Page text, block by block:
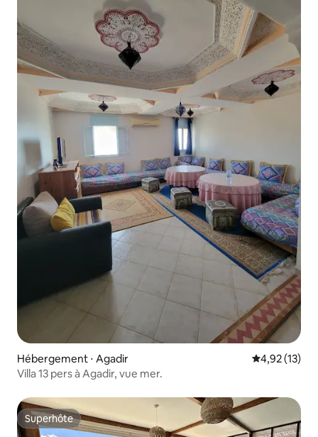
Hébergement ⋅ Agadir Évaluation
4,92 (13)
Villa 13 pers à Agadir, vue mer.
Superhôte
Superhôte